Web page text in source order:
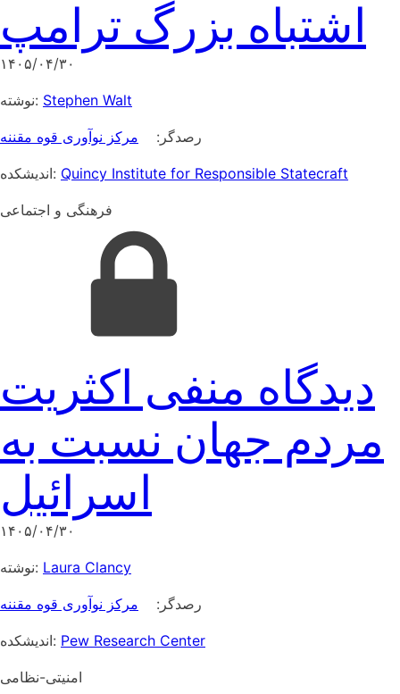
اشتباه بزرگ ترامپ
۱۴۰۵/۰۴/۳۰
نوشته: Stephen Walt
رصدگر: مرکز نوآوری قوه مقننه
اندیشکده: Quincy Institute for Responsible Statecraft
فرهنگی و اجتماعی
دیدگاه منفی اکثریت
مردم جهان نسبت به
اسرائیل
۱۴۰۵/۰۴/۳۰
نوشته: Laura Clancy
رصدگر: مرکز نوآوری قوه مقننه
اندیشکده: Pew Research Center
امنیتی-نظامی